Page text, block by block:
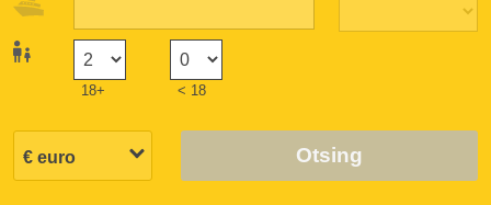
18+ < 18
Otsing